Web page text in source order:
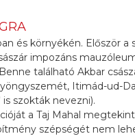
és környékén. Először a
impozáns
található Akbar
Itimád-ud-
szokták nevezni).
a Taj Mahal
szépségét nem